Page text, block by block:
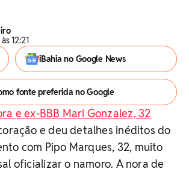
12:21
iBahia no Google News
fonte preferida no Google
e ex-BBB Mari Gonzalez, 32
e deu detalhes inéditos do
com Pipo Marques, 32, muito
oficializar o namoro. A nora de